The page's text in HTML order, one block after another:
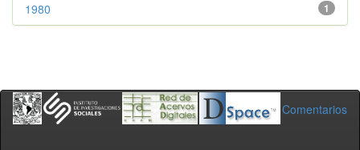
1
1980
Comentarios